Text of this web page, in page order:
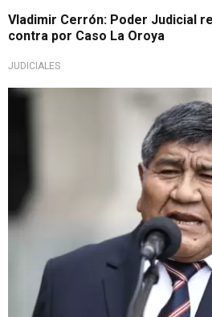
Vladimir Cerrón: Poder Judicial
contra por Caso La Oroya
JUDICIALES
Pronunciamiento